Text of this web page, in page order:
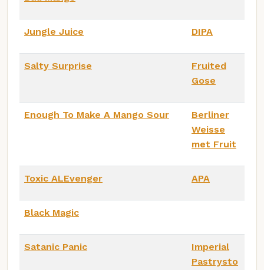
Jungle Juice DIPA
Salty Surprise
Fruited
Gose
Enough To Make A Mango Sour
Berliner
Weisse
met Fruit
Toxic ALEvenger APA
Black Magic
Satanic Panic
Imperial
Pastrysto